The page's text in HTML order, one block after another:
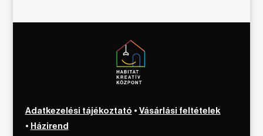
Adatkezelési tájékoztató • Vásárlási feltételek
• Házirend